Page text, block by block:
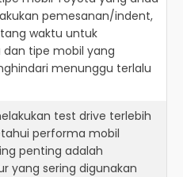
pemesanan/indent,
waktu untuk
tipe mobil yang
menunggu terlalu
test drive terlebih
performa mobil
penting adalah
yang sering digunakan